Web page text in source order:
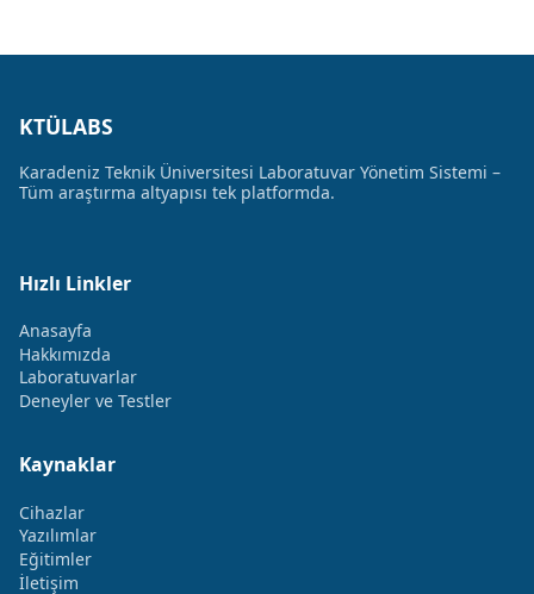
KTÜLABS
Karadeniz Teknik Üniversitesi Laboratuvar Yönetim Sistemi –
Tüm araştırma altyapısı tek platformda.
Hızlı Linkler
Anasayfa
Hakkımızda
Laboratuvarlar
Deneyler ve Testler
Kaynaklar
Cihazlar
Yazılımlar
Eğitimler
İletişim